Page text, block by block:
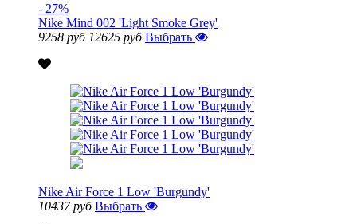
- 27%
Nike Mind 002 'Light Smoke Grey'
9258 руб 12625 руб Выбрать
Nike Air Force 1 Low 'Burgundy'
10437 руб Выбрать